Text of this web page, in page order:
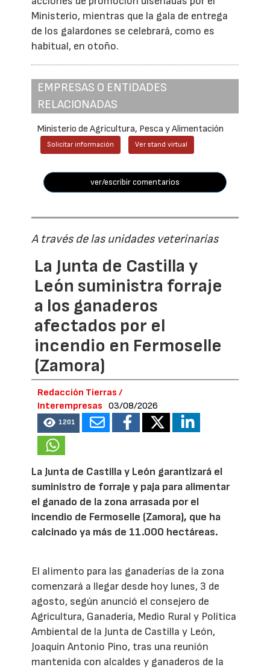
Ministerio, mientras que la gala de entrega
de los galardones se celebrará, como es
habitual, en otoño.
EMPRESAS O ENTIDADES
RELACIONADAS
Ministerio de Agricultura, Pesca y Alimentación
Solicitar información Ver stand virtual
ver/escribir comentarios
A través de las unidades veterinarias
La Junta de Castilla y
León suministra forraje
a los ganaderos
afectados por el
incendio en Fermoselle
(Zamora)
Redacción Tierras /
Interempresas
03/08/2026
1201
La Junta de Castilla y León garantizará el
suministro de forraje y paja para alimentar
el ganado de la zona arrasada por el
incendio de Fermoselle (Zamora), que ha
calcinado ya más de 11.000 hectáreas.
El alimento para las ganaderías de la zona
comenzará a llegar desde hoy lunes, 3 de
agosto, según anunció el consejero de
Agricultura, Ganadería, Medio Rural y Política
Ambiental de la Junta de Castilla y León,
Joaquín Antonio Pino, tras una reunión
mantenida con alcaldes y ganaderos de la